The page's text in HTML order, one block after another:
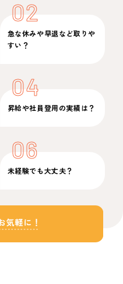
02
急な休みや早退など取りや
すい？
04
昇給や社員登用の実績は？
06
未経験でも大丈夫？